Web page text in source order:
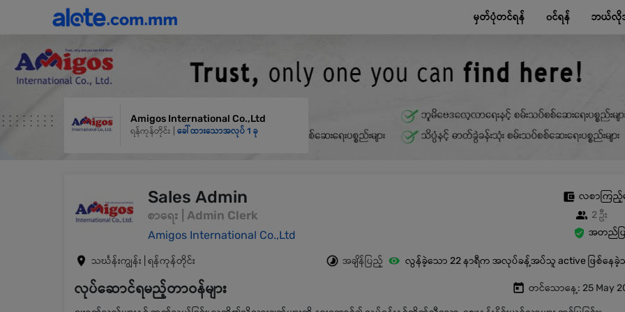
မှတ်ပုံတင်ရန် ၀င်ရန် ဘယ်လို
Amigos International Co.,Ltd
ရန်ကုန်တိုင်း | ခေါ်ထားသောအလုပ် 1 ခု
Sales Admin
စာရေး | Admin Clerk
Amigos International Co.,Ltd
လစာကြ
2 ဦး
အတည်ပြု
သင်္ဃန်းကျွန်း | ရန်ကုန်တိုင်း အချိန်ပြည့် လွန်ခဲ့သော 22 နာရီက အလုပ်ခန့်အပ်သူ active ဖြစ်နေ
လုပ်ဆောင်ရမည့်တာဝန်များ တင်သောနေ့: 25 May